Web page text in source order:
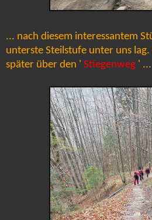
... nach diesem interessantem
unterste Steilstufe unter uns
später über den ' Stiegenweg ' ...